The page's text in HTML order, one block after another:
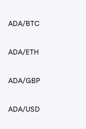
ADA/BTC
ADA/ETH
ADA/GBP
ADA/USD